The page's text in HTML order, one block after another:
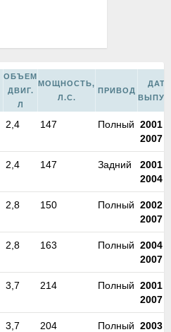
ОБЪЕМ
ДВИГ.
Л
МОЩНОСТЬ,
Л.С.
ПРИВОД
2,4 147 Полный 2001
2007
2,4 147 Задний 2001
2004
2,8 150 Полный 2002
2007
2,8 163 Полный 2004
2007
3,7 214 Полный 2001
2007
3,7 204 Полный 2003